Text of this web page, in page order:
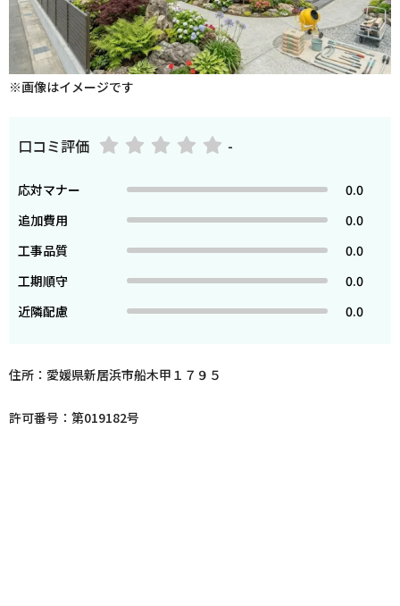
※画像はイメージです
口コミ評価 -
応対マナー
0.0
追加費用
0.0
工事品質
0.0
工期順守
0.0
近隣配慮
0.0
住所：愛媛県新居浜市船木甲１７９５
許可番号：第019182号